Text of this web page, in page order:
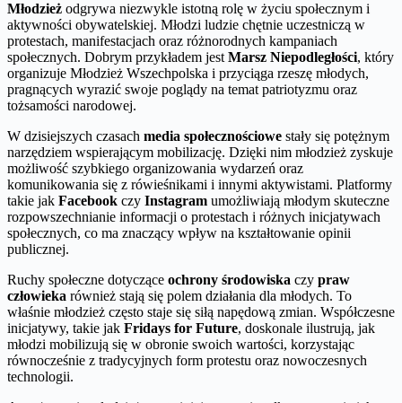
Młodzież odgrywa niezwykle istotną rolę w życiu społecznym i
aktywności obywatelskiej. Młodzi ludzie chętnie uczestniczą w
protestach, manifestacjach oraz różnorodnych kampaniach
społecznych. Dobrym przykładem jest Marsz Niepodległości, który
organizuje Młodzież Wszechpolska i przyciąga rzeszę młodych,
pragnących wyrazić swoje poglądy na temat patriotyzmu oraz
tożsamości narodowej.
W dzisiejszych czasach media społecznościowe stały się potężnym
narzędziem wspierającym mobilizację. Dzięki nim młodzież zyskuje
możliwość szybkiego organizowania wydarzeń oraz
komunikowania się z rówieśnikami i innymi aktywistami. Platformy
takie jak Facebook czy Instagram umożliwiają młodym skuteczne
rozpowszechnianie informacji o protestach i różnych inicjatywach
społecznych, co ma znaczący wpływ na kształtowanie opinii
publicznej.
Ruchy społeczne dotyczące ochrony środowiska czy praw
człowieka również stają się polem działania dla młodych. To
właśnie młodzież często staje się siłą napędową zmian. Współczesne
inicjatywy, takie jak Fridays for Future, doskonale ilustrują, jak
młodzi mobilizują się w obronie swoich wartości, korzystając
równocześnie z tradycyjnych form protestu oraz nowoczesnych
technologii.